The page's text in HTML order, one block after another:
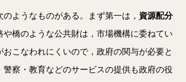
ようなものがある。まず第一は， 資源配分
や橋のような公共財は，市場機構に委ねてい
おこなわれにくいので，政府の関与が必要と
警察・教育などのサービスの提供も政府の役